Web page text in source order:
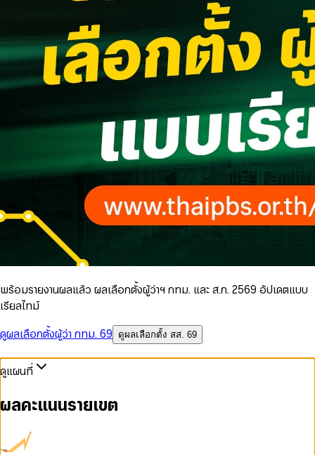
พร้อมรายงานผลแล้ว ผลเลือกตั้งผู้ว่าฯ กทม. และ ส.ก. 2569 อัปเดตแบบ
เรียลไทม์
ดูผลเลือกตั้งผู้ว่า กทม. 69
ดูผลเลือกตั้ง สส. 69
ดูแผนที่
ผลคะแนนรายเขต